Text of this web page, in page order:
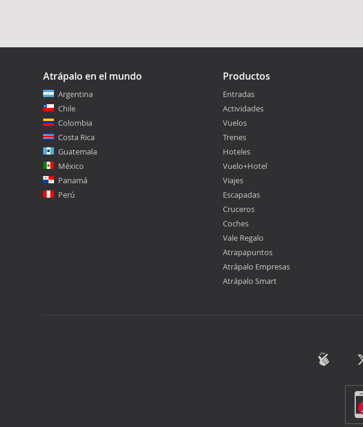
Atrápalo en el mundo
Argentina
Chile
Colombia
Costa Rica
Guatemala
México
Panamá
Perú
Productos
Entradas
Actividades
Vuelos
Trenes
Hoteles
Vuelo+Hotel
Viajes
Escapadas
Cruceros
Coches
Vale Regalo
Atrapapuntos
Atrápalo Empresas
Atrápalo Smart